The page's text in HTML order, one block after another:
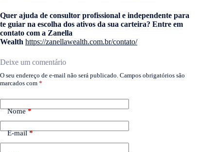
Quer ajuda de consultor profissional e independente para
te guiar na escolha dos ativos da sua carteira? Entre em
contato com a Zanella
Wealth https://zanellawealth.com.br/contato/
Deixe um comentário
O seu endereço de e-mail não será publicado. Campos obrigatórios são
marcados com *
Nome*
E-mail*